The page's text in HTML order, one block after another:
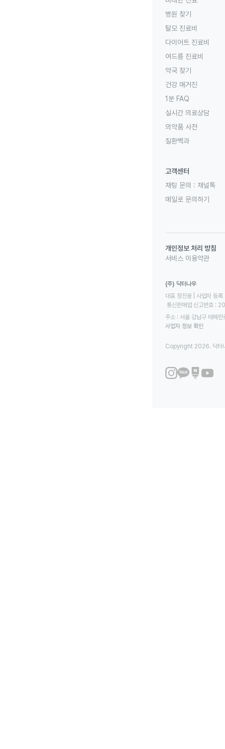
병원 찾기
탈모 진료비
다이어트 진료비
여드름 진료비
약국 찾기
건강 매거진
1분 FAQ
실시간 의료상담
의약품 사전
질환백과
고객센터
채팅 문의 : 채널톡
메일로 문의하기
개인정보 처리 방침
서비스 이용약관
(주) 닥터나우
대표 정진웅 | 사업자
통신판매업 신고번호
주소 : 서울 강남구 테헤
사업자 정보 확인
Copyright 2026. 닥터